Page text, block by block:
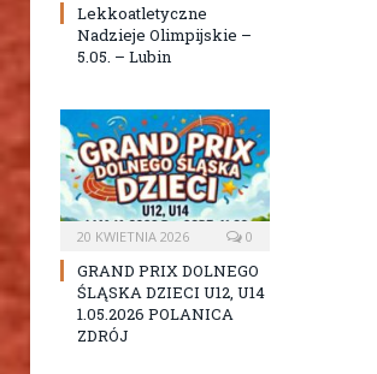
Lekkoatletyczne
Nadzieje Olimpijskie –
5.05. – Lubin
20 KWIETNIA 2026 0
GRAND PRIX DOLNEGO
ŚLĄSKA DZIECI U12, U14
1.05.2026 POLANICA
ZDRÓJ